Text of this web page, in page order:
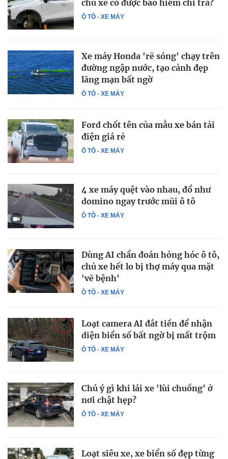
Ô TÔ - XE MÁY
chủ xe có được bảo hiểm chi trả?
Ô TÔ - XE MÁY
Xe máy Honda 'rẽ sóng' chạy trên
đường ngập nước, tạo cảnh đẹp
lãng mạn bất ngờ
Ô TÔ - XE MÁY
Ford chốt tên của mẫu xe bán tải
điện giá rẻ
Ô TÔ - XE MÁY
4 xe máy quệt vào nhau, đổ như
domino ngay trước mũi ô tô
Ô TÔ - XE MÁY
Dùng AI chẩn đoán hỏng hóc ô tô,
chủ xe hết lo bị thợ máy qua mặt
'vẽ bệnh'
Ô TÔ - XE MÁY
Loạt camera AI đắt tiền để nhận
diện biển số bất ngờ bị mất trộm
Ô TÔ - XE MÁY
Chú ý gì khi lái xe 'lùi chuồng' ở
nơi chật hẹp?
Loạt siêu xe, xe biển số đẹp từng